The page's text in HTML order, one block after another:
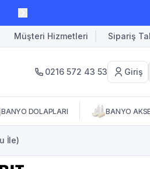
Müşteri Hizmetleri Sipariş
0216 572 43 53 Giriş
BANYO DOLAPLARI BANYO
İle)